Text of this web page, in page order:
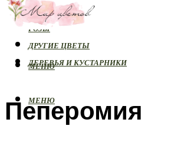
ОРХИДЕИ
РОЗЫ
ДРУГИЕ ЦВЕТЫ
ДЕРЕВЬЯ И КУСТАРНИКИ
МЕНЮ
МЕНЮ
Пеперомия